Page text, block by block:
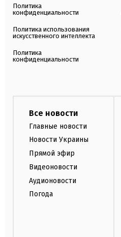
Политика
конфиденциальности
Политика использования
искусственного интеллекта
Политика
конфиденциальности
Все новости
Главные новости
Новости Украины
Прямой эфир
Видеоновости
Аудионовости
Погода